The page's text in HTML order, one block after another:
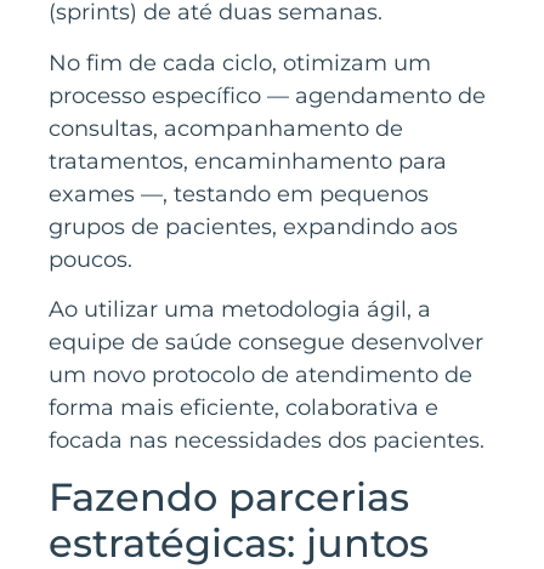
(sprints) de até duas semanas.
No fim de cada ciclo, otimizam um
processo específico — agendamento de
consultas, acompanhamento de
tratamentos, encaminhamento para
exames —, testando em pequenos
grupos de pacientes, expandindo aos
poucos.
Ao utilizar uma metodologia ágil, a
equipe de saúde consegue desenvolver
um novo protocolo de atendimento de
forma mais eficiente, colaborativa e
focada nas necessidades dos pacientes.
Fazendo parcerias
estratégicas: juntos